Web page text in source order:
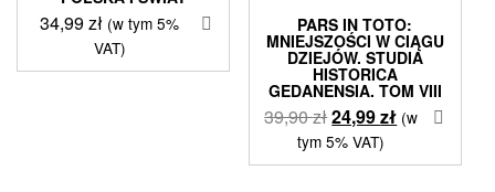
34,99zł (w tym 5%
VAT)
PARS IN TOTO:
MNIEJSZOŚCI W CIĄGU
DZIEJÓW. STUDIA
HISTORICA
GEDANENSIA. TOM VIII
39,90złPierwotna
cena
wynosiła:
24,99złAktualna
wynosi:
(w
tym 5% VAT)